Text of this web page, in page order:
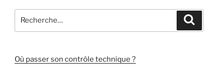
pour
Où passer son contrôle technique ?